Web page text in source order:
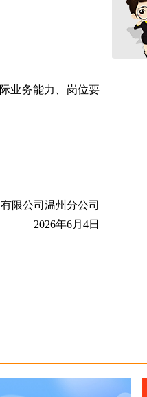
业务能力、岗位要
限公司温州分公司
2026年6月4日